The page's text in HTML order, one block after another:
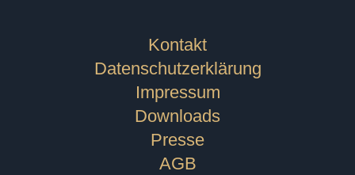
Kontakt
Datenschutzerklärung
Impressum
Downloads
Presse
AGB